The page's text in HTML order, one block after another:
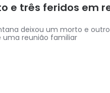
e três feridos em
deixou um morto e
uma reunião familiar